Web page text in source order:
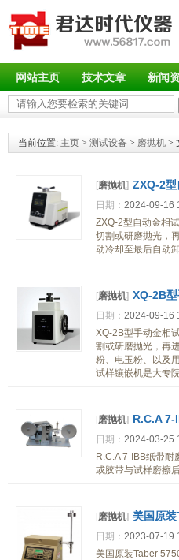
网站主页 技术文章 新闻
当前位置: 主页 > 测试设备 > 磨抛机 >
[磨抛机] ZXQ-2
日期： 2024-09-16
ZXQ-2型自动金相
切割或研磨抛光，
动冷却至最后自动
[磨抛机] XQ-2B
日期： 2024-09-16
XQ-2B型手动金相
割或研磨抛光，再
粉、电玉粉、以及
试样镶嵌机是大专
[磨抛机] R.C.A 7-
日期： 2024-03-25
R.C.A 7-IBB纸带
或胶带与试样磨擦
[磨抛机] 美国原
日期： 2023-07-19
美国原装Taber